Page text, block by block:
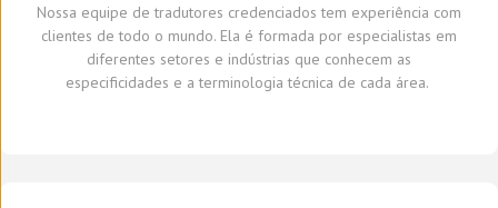
Nossa equipe de tradutores credenciados tem experiência com
clientes de todo o mundo. Ela é formada por especialistas em
diferentes setores e indústrias que conhecem as
especificidades e aterminologia técnica de cada área.